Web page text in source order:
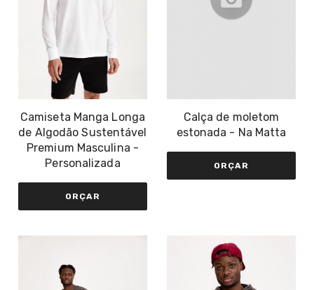
Camiseta Manga Longa
de Algodão Sustentável
Premium Masculina -
Personalizada
ORÇAR
Calça de moletom
estonada - Na Matta
ORÇAR